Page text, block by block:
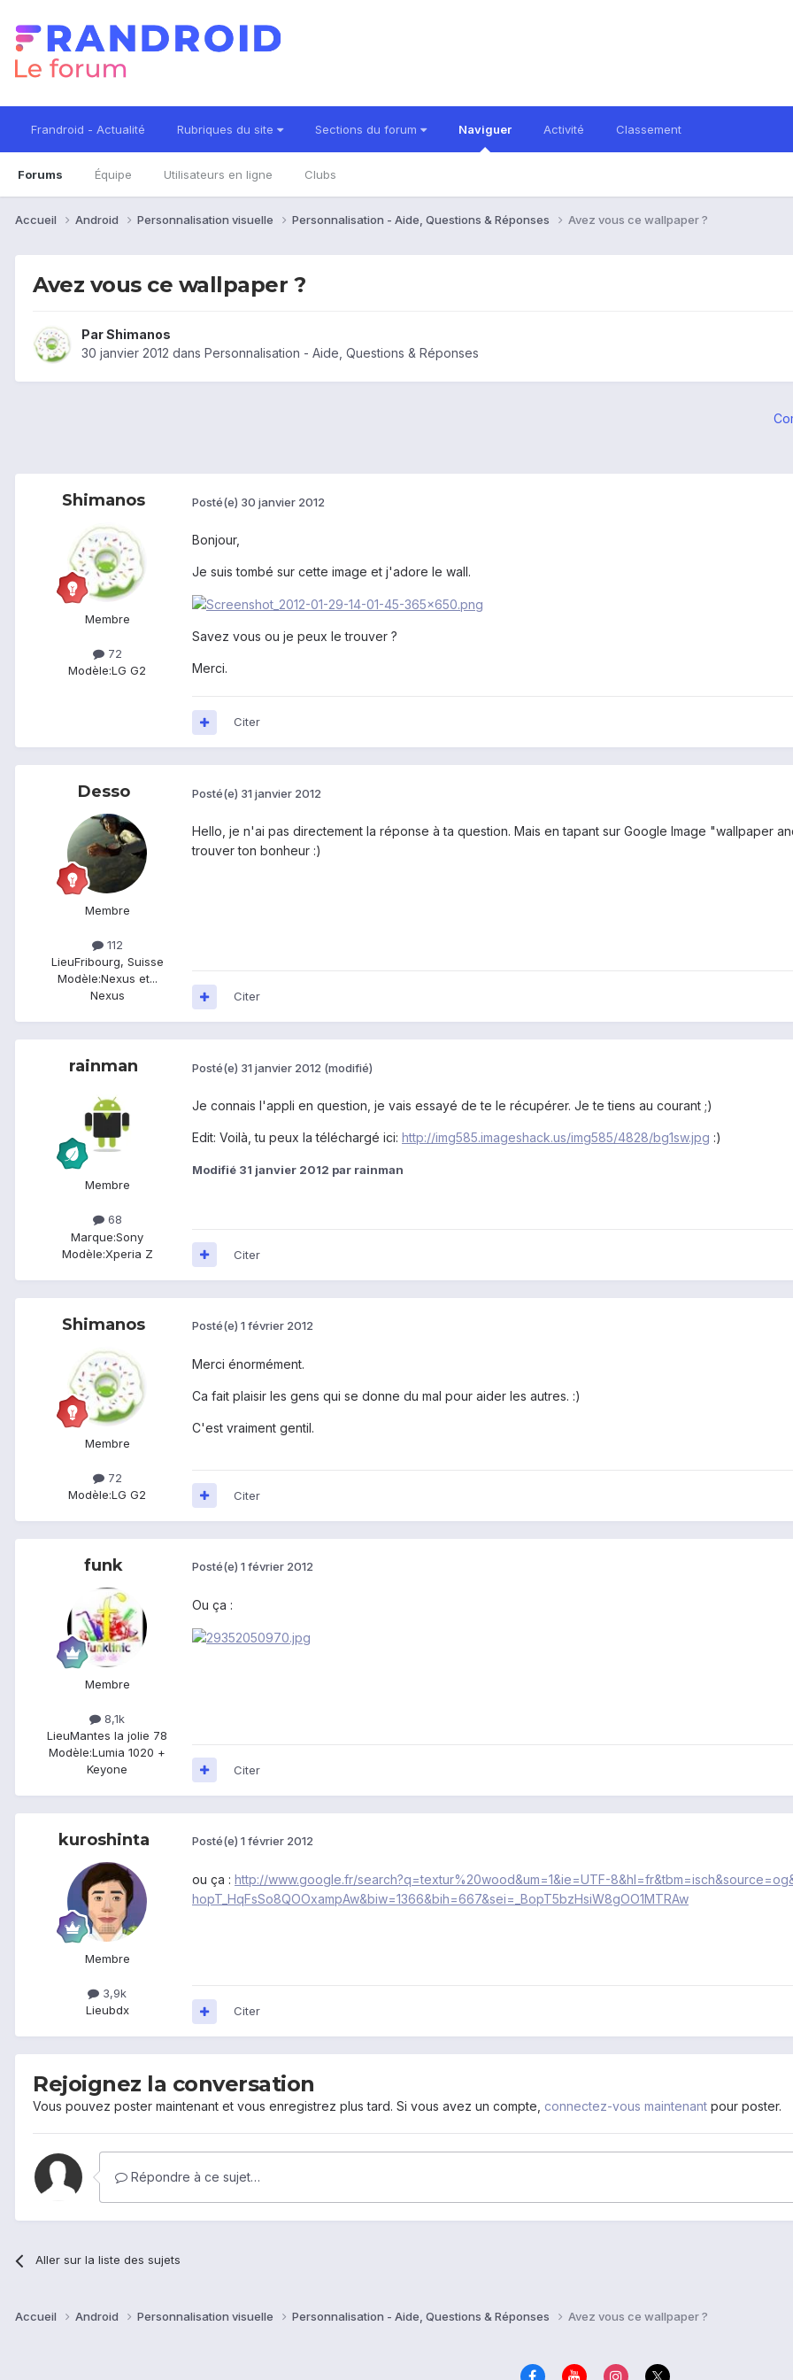
Frandroid - Actualité Rubriques du site Sections du forum Naviguer
Forums Équipe Utilisateurs en ligne Clubs
Activité Classement
Accueil Android Personnalisation visuelle Personnalisation - Aide, Questions & Réponses Avez vous ce wallpaper ?
Avez vous ce wallpaper ?
ParShimanos
30 janvier 2012 dans Personnalisation - Aide, Questions & Réponses
Shimanos
Membre
72
Modèle:LG G2
Posté(e) 30 janvier 2012
Bonjour,
Je suis tombé sur cette image et j'adore le wall.
Savez vous ou je peux le trouver ?
Merci.
Citer
Desso
Membre
112
LieuFribourg, Suisse
Modèle:Nexus et...
Nexus
Posté(e) 31 janvier 2012
Hello, je n'ai pas directement la réponse à ta question. Mais en tapant sur Google Image "wallpaper
trouver ton bonheur :)
Citer
rainman
Membre
68
Marque:Sony
Modèle:Xperia Z
Posté(e) 31 janvier 2012 (modifié)
Je connais l'appli en question, je vais essayé de te le récupérer. Je te tiens au courant ;)
Edit: Voilà, tu peux la téléchargé ici: http://img585.imageshack.us/img585/4828/bg1sw.jpg :)
Modifié 31 janvier 2012 par rainman
Citer
Shimanos
Membre
72
Modèle:LG G2
Posté(e) 1 février 2012
Merci énormément.
Ca fait plaisir les gens qui se donne du mal pour aider les autres. :)
C'est vraiment gentil.
Citer
funk
Membre
8,1k
LieuMantes la jolie 78
Modèle:Lumia 1020 +
Keyone
Posté(e) 1 février 2012
Ou ça :
Citer
kuroshinta
Membre
3,9k
Lieubdx
Posté(e) 1 février 2012
ou ça : http://www.google.fr/search?q=textur%20wood&um=1&ie=UTF-
hopT_HqFsSo8QOOxampAw&biw=1366&bih=667&sei=_BopT5bzHsiW8gOO1MTRAw
Citer
Rejoignez la conversation
Vous pouvez poster maintenant et vous enregistrez plus tard. Si vous avez un compte, connectez-vous maintenant pour poster.
Répondre à ce sujet…
Aller sur la liste des sujets
Accueil Android Personnalisation visuelle Personnalisation - Aide, Questions & Réponses Avez vous ce wallpaper ?